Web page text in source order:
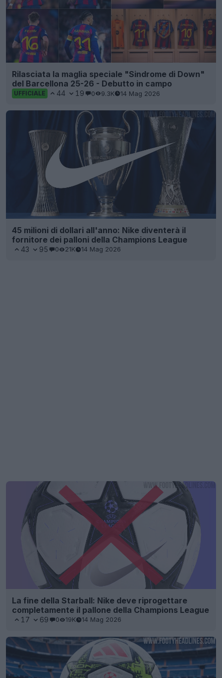
Rilasciata la maglia speciale "Sindrome di Down"
del Barcellona 25-26 - Debutto in campo
UFFICIALE 44 19 0 9.3K 14 Mag 2026
45 milioni di dollari all'anno: Nike diventerà il
fornitore dei palloni della Champions League
43 95 0 21K 14 Mag 2026
La fine della Starball: Nike deve riprogettare
completamente il pallone della Champions League
17 69 0 19K 14 Mag 2026